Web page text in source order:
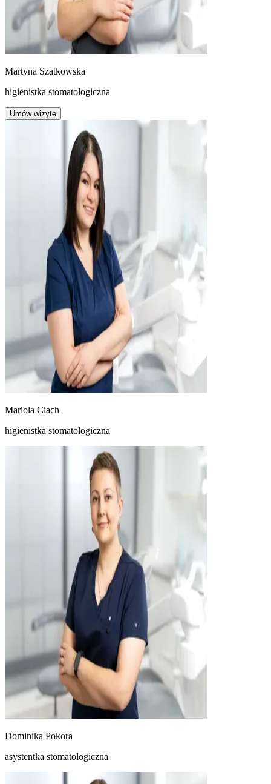
Martyna Szatkowska
higienistka stomatologiczna
Umów wizytę
Mariola Ciach
higienistka stomatologiczna
Dominika Pokora
asystentka stomatologiczna